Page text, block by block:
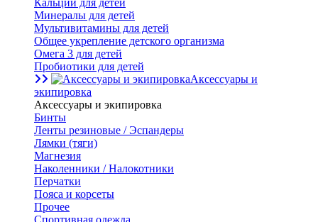
Кальций для детей
Минералы для детей
Мультивитамины для детей
Общее укрепление детского организма
Омега 3 для детей
Пробиотики для детей
Аксессуары и
экипировка
Аксессуары и экипировка
Бинты
Ленты резиновые / Эспандеры
Лямки (тяги)
Магнезия
Наколенники / Налокотники
Перчатки
Пояса и корсеты
Прочее
Спортивная одежда